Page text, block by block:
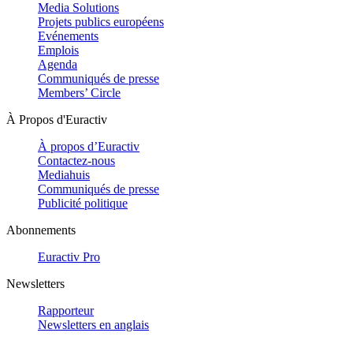
Media Solutions
Projets publics européens
Evénements
Emplois
Agenda
Communiqués de presse
Members’ Circle
À Propos d'Euractiv
À propos d’Euractiv
Contactez-nous
Mediahuis
Communiqués de presse
Publicité politique
Abonnements
Euractiv Pro
Newsletters
Rapporteur
Newsletters en anglais